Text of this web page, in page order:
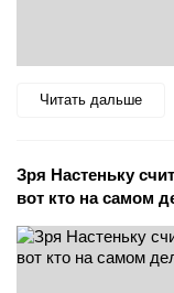
Читать дальше
Зря Настеньку
вот кто на самом